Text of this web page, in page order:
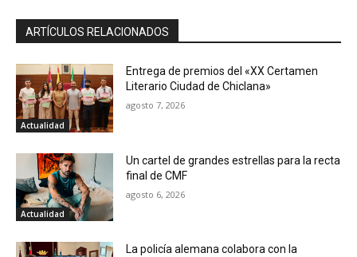
ARTÍCULOS RELACIONADOS
Actualidad
Entrega de premios del «XX Certamen
Literario Ciudad de Chiclana»
agosto 7, 2026
Actualidad
Un cartel de grandes estrellas para la recta
final de CMF
agosto 6, 2026
La policía alemana colabora con la